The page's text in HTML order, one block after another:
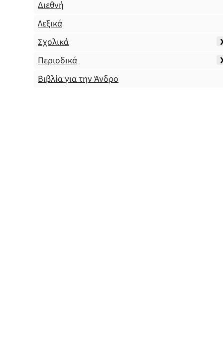
Διεθνή
Λεξικά
Σχολικά
Περιοδικά
Βιβλία για την Άνδρο